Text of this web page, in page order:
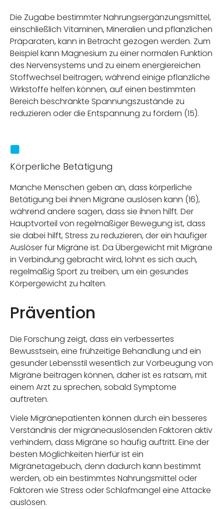
Die Zugabe bestimmter Nahrungsergänzungsmittel,
einschließlich Vitaminen, Mineralien und pflanzlichen
Präparaten, kann in Betracht gezogen werden. Zum
Beispiel kann Magnesium zu einer normalen Funktion
des Nervensystems und zu einem energiereichen
Stoffwechsel beitragen, während einige pflanzliche
Wirkstoffe helfen können, auf einen bestimmten
Bereich beschränkte Spannungszustände zu
reduzieren oder die Entspannung zu fördern (15).
Körperliche Betätigung
Manche Menschen geben an, dass körperliche
Betätigung bei ihnen Migräne auslösen kann (16),
während andere sagen, dass sie ihnen hilft. Der
Hauptvorteil von regelmäßiger Bewegung ist, dass
sie dabei hilft, Stress zu reduzieren, der ein häufiger
Auslöser für Migräne ist. Da Übergewicht mit Migräne
in Verbindung gebracht wird, lohnt es sich auch,
regelmäßig Sport zu treiben, um ein gesundes
Körpergewicht zu halten.
Prävention
Die Forschung zeigt, dass ein verbessertes
Bewusstsein, eine frühzeitige Behandlung und ein
gesunder Lebensstil wesentlich zur Vorbeugung von
Migräne beitragen können, daher ist es ratsam, mit
einem Arzt zu sprechen, sobald Symptome
auftreten.
Viele Migränepatienten können durch ein besseres
Verständnis der migräneauslösenden Faktoren aktiv
verhindern, dass Migräne so häufig auftritt. Eine der
besten Möglichkeiten hierfür ist ein
Migränetagebuch, denn dadurch kann bestimmt
werden, ob ein bestimmtes Nahrungsmittel oder
Faktoren wie Stress oder Schlafmangel eine Attacke
auslösen.